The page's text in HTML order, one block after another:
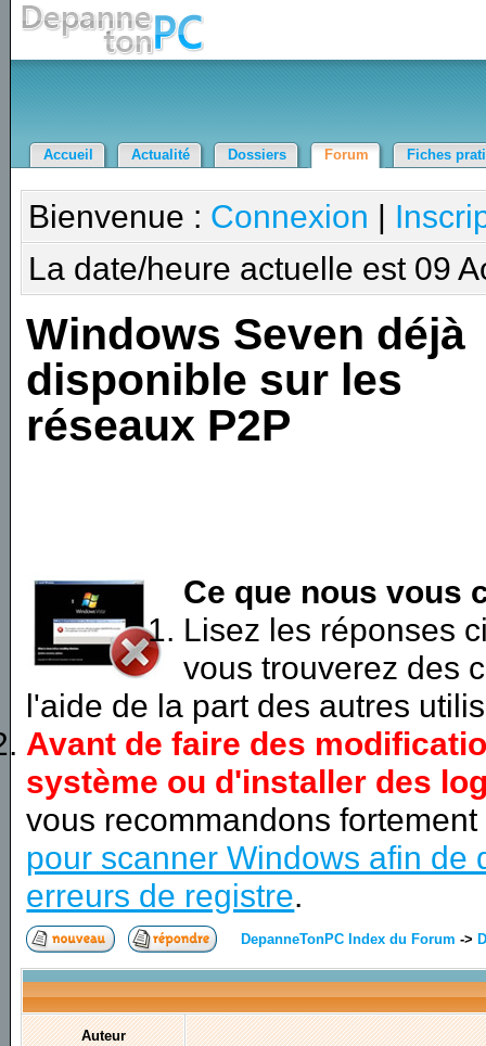
Accueil Actualité Dossiers Forum Fiches
Bienvenue : Connexion |
La date/heure actuelle est 09
Windows Seven déjà
disponible sur les
réseaux P2P
Ce que nous vous
Lisez les réponses
vous trouverez des
l'aide de la part des autres
Avant de faire des
système ou d'installer des
vous recommandons
pour scanner Windows afin de
erreurs de registre.
DepanneTonPC Index du Forum ->
Auteur